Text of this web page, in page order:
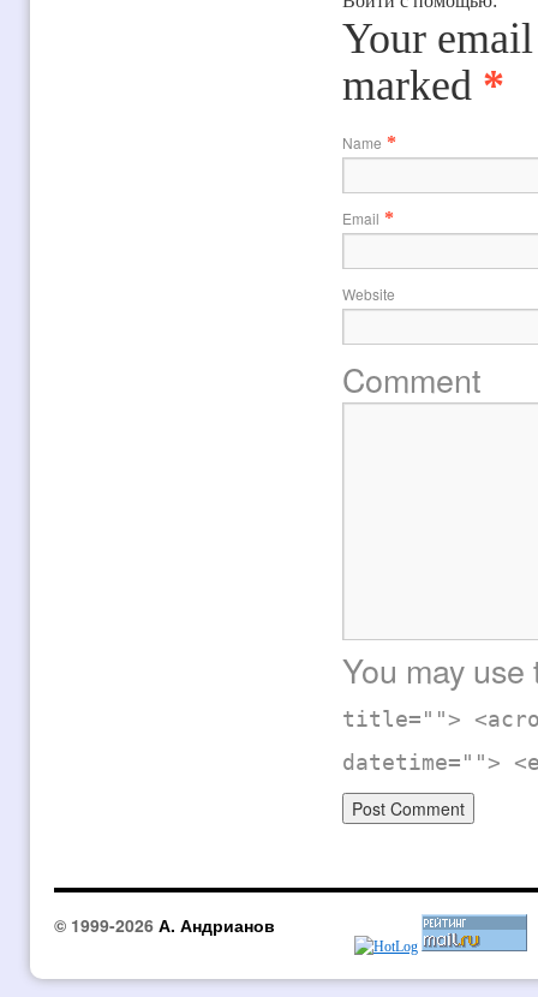
Your
marked *
Name *
Email *
Website
Comment
You may
title="">
datetime="">
© 1999-2026 А. Андрианов